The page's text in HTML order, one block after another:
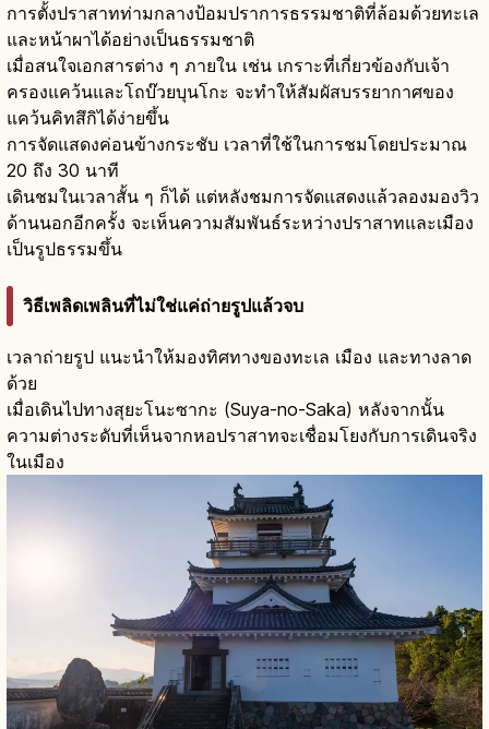
การตั้งปราสาทท่ามกลางป้อมปราการธรรมชาติที่ล้อมด้วยทะเล
และหน้าผาได้อย่างเป็นธรรมชาติ
เมื่อสนใจเอกสารต่าง ๆ ภายใน เช่น เกราะที่เกี่ยวข้องกับเจ้า
ครองแคว้นและโถบ๊วยบุนโกะ จะทำให้สัมผัสบรรยากาศของ
แคว้นคิทสึกิได้ง่ายขึ้น
การจัดแสดงค่อนข้างกระชับ เวลาที่ใช้ในการชมโดยประมาณ
20 ถึง 30 นาที
เดินชมในเวลาสั้น ๆ ก็ได้ แต่หลังชมการจัดแสดงแล้วลองมองวิว
ด้านนอกอีกครั้ง จะเห็นความสัมพันธ์ระหว่างปราสาทและเมือง
เป็นรูปธรรมขึ้น
วิธีเพลิดเพลินที่ไม่ใช่แค่ถ่ายรูปแล้วจบ
เวลาถ่ายรูป แนะนำให้มองทิศทางของทะเล เมือง และทางลาด
ด้วย
เมื่อเดินไปทางสุยะโนะซากะ (Suya-no-Saka) หลังจากนั้น
ความต่างระดับที่เห็นจากหอปราสาทจะเชื่อมโยงกับการเดินจริง
ในเมือง